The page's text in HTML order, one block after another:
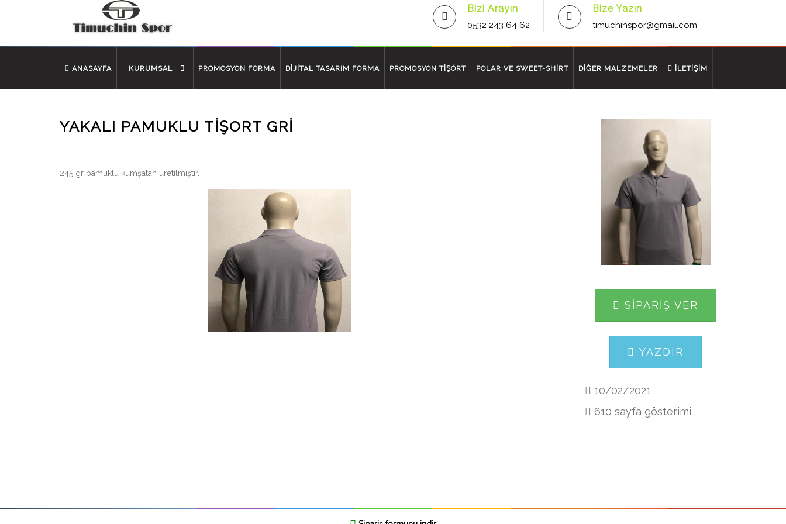
Bizi Arayın
0532 243 64 62
Bize Yazın
timuchinspor@gmail.com
ANASAYFA KURUMSAL PROMOSYON FORMA DİJİTAL TASARIM FORMA PROMOSYON TİŞÖRT POLAR VE SWEET-SHİRT DİĞER MALZEMELER İLETİŞİM
YAKALI PAMUKLU TIŞORT GRI
245 gr pamuklu kumşatan üretilmiştir.
SIPARIŞ VER
YAZDIR
10/02/2021
610 sayfa gösterimi.